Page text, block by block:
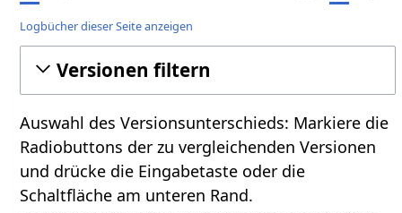
Logbücher dieser Seite anzeigen
Versionen filtern
Auswahl des Versionsunterschieds: Markiere die
Radiobuttons der zu vergleichenden Versionen
und drücke die Eingabetaste oder die
Schaltfläche am unteren Rand.